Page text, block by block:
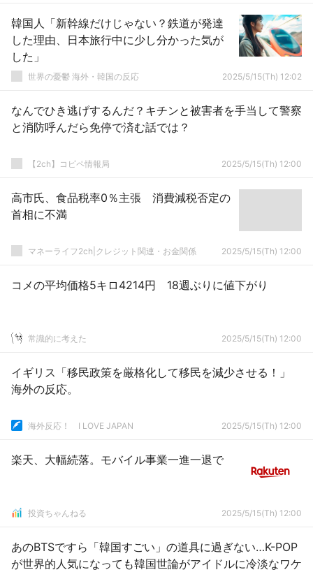
韓国人「新幹線だけじゃない？鉄道が発達
した理由、日本旅行中に少し分かった気が
した」
世界の憂鬱 海外・韓国の反応 2025/5/15(Th) 12:02
なんでひき逃げするんだ？キチンと被害者を手当して警察
と消防呼んだら免停で済む話では？
【2ch】コピペ情報局 2025/5/15(Th) 12:00
高市氏、食品税率0％主張 消費減税否定の
首相に不満
マネーライフ2ch|クレジット関連・お金関係 2025/5/15(Th) 12:00
コメの平均価格5キロ4214円 18週ぶりに値下がり
常識的に考えた 2025/5/15(Th) 12:00
イギリス「移民政策を厳格化して移民を減少させる！」
海外の反応。
海外反応！ I LOVE JAPAN 2025/5/15(Th) 12:00
楽天、大幅続落。モバイル事業一進一退で
投資ちゃんねる 2025/5/15(Th) 12:00
あのBTSですら「韓国すごい」の道具に過ぎない…K-POP
が世界的人気になっても韓国世論がアイドルに冷淡なワケ